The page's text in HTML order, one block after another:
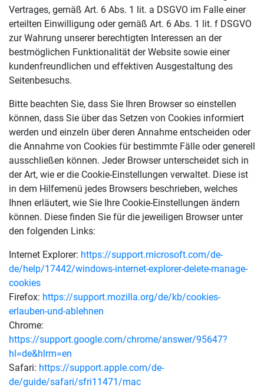
Vertrages, gemäß Art. 6 Abs. 1 lit. a DSGVO im Falle einer
erteilten Einwilligung oder gemäß Art. 6 Abs. 1 lit. f DSGVO
zur Wahrung unserer berechtigten Interessen an der
bestmöglichen Funktionalität der Website sowie einer
kundenfreundlichen und effektiven Ausgestaltung des
Seitenbesuchs.
Bitte beachten Sie, dass Sie Ihren Browser so einstellen
können, dass Sie über das Setzen von Cookies informiert
werden und einzeln über deren Annahme entscheiden oder
die Annahme von Cookies für bestimmte Fälle oder generell
ausschließen können. Jeder Browser unterscheidet sich in
der Art, wie er die Cookie-Einstellungen verwaltet. Diese ist
in dem Hilfemenü jedes Browsers beschrieben, welches
Ihnen erläutert, wie Sie Ihre Cookie-Einstellungen ändern
können. Diese finden Sie für die jeweiligen Browser unter
den folgenden Links:
Internet Explorer: https://support.microsoft.com/de-
de/help/17442/windows-internet-explorer-delete-manage-
cookies
Firefox: https://support.mozilla.org/de/kb/cookies-
erlauben-und-ablehnen
Chrome:
https://support.google.com/chrome/answer/95647?
hl=de&hlrm=en
Safari: https://support.apple.com/de-
de/guide/safari/sfri11471/mac